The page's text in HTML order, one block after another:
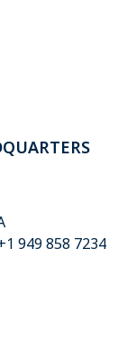
949 858 7234